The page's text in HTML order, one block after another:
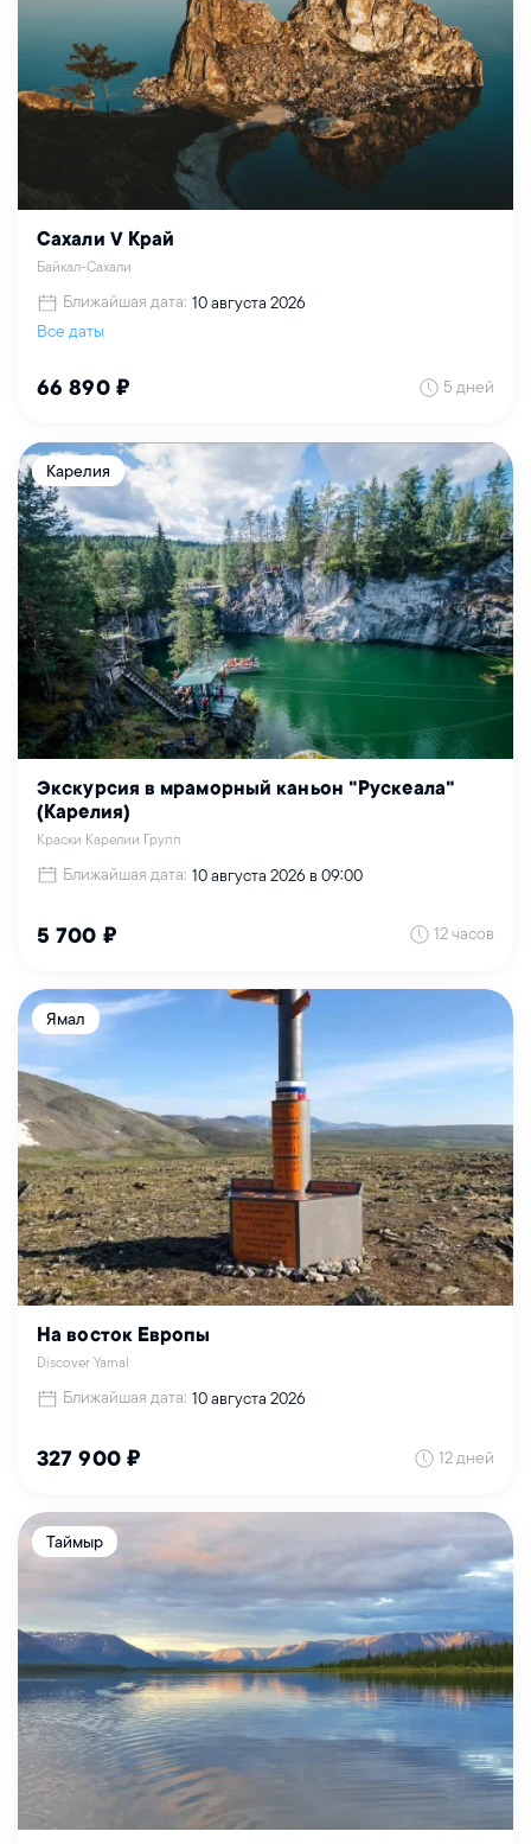
Сахали V Край
Байкал-Сахали
Ближайшая дата: 10 августа 2026
Все даты
66 890 ₽ 5 дней
Карелия
Экскурсия в мраморный каньон "Рускеала"
(Карелия)
Краски Карелии Групп
Ближайшая дата: 10 августа 2026 в 09:00
5 700 ₽ 12 часов
Ямал
На восток Европы
Discover Yamal
Ближайшая дата: 10 августа 2026
327 900 ₽ 12 дней
Таймыр